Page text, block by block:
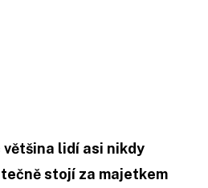
většina lidí asi nikdy
stojí za majetkem